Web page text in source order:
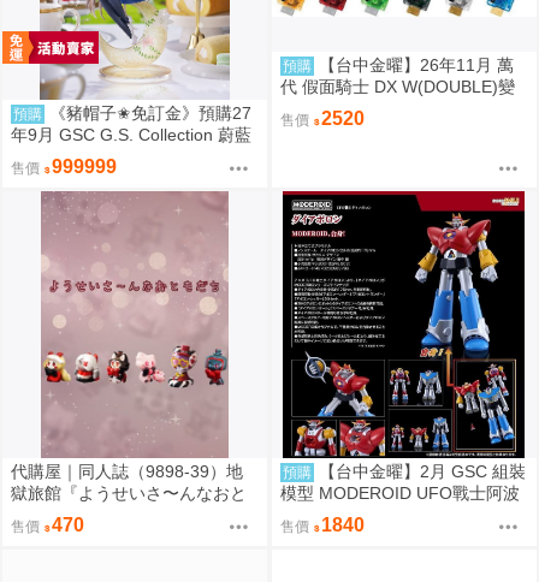
預購
《豬帽子✬免訂金》預購27
年9月 GSC G.S. Collection 蔚藍
檔案 渚 ～花香微笑～ 1/7 0920
售價 999999
預購
【台中金曜】26年11月 萬
代 假面騎士 DX W(DOUBLE)變
身腰帶(平成20周年VER.) 再版 0
814
售價 2520
代購屋｜同人誌（9898-39）地
獄旅館『ようせいさ〜んなおと
もだち』ia さくらんぼアイス
售價 470
預購
【台中金曜】2月 GSC 組裝
模型 MODEROID UFO戰士阿波
羅 大阿波羅 0904
售價 1840